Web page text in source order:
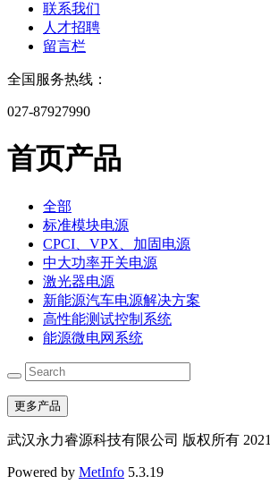
联系我们
人才招聘
留言栏
全国服务热线：
027-87927990
首页产品
全部
标准模块电源
CPCI、VPX、加固电源
中大功率开关电源
激光器电源
新能源汽车电源解决方案
高性能测试控制系统
能源微电网系统
更多产品
武汉永力睿源科技有限公司 版权所有 2021
Powered by MetInfo 5.3.19